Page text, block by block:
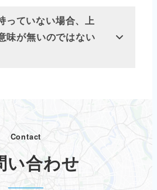
っていない場合、上
味が無いのではない
Contact
い合わせ